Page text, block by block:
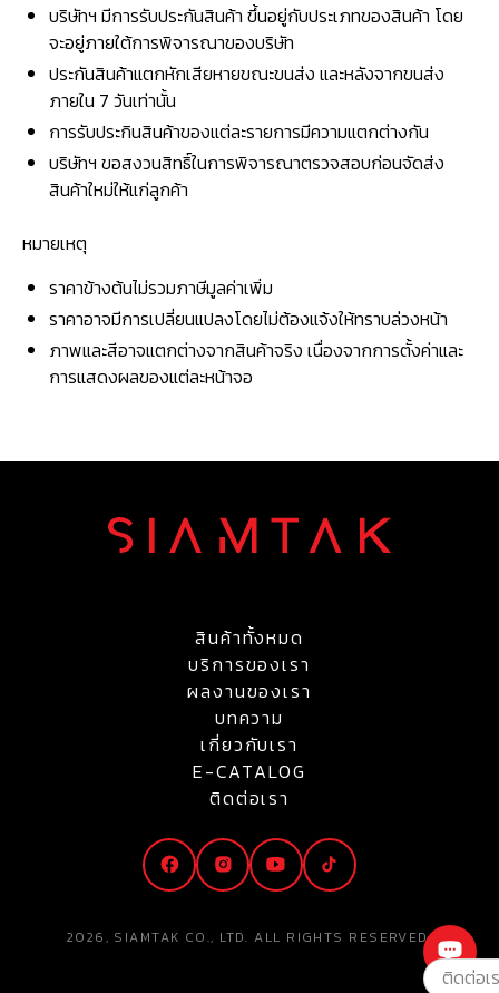
บริษัทฯ มีการรับประกันสินค้า ขึ้นอยู่กับประเภทของสินค้า โดย
จะอยู่ภายใต้การพิจารณาของบริษัท
ประกันสินค้าแตกหักเสียหายขณะขนส่ง และหลังจากขนส่ง
ภายใน 7 วันเท่านั้น
การรับประกินสินค้าของแต่ละรายการมีความแตกต่างกัน
บริษัทฯ ขอสงวนสิทธิ์ในการพิจารณาตรวจสอบก่อนจัดส่ง
สินค้าใหม่ให้แก่ลูกค้า
หมายเหตุ
ราคาข้างต้นไม่รวมภาษีมูลค่าเพิ่ม
ราคาอาจมีการเปลี่ยนแปลงโดยไม่ต้องแจ้งให้ทราบล่วงหน้า
ภาพและสีอาจแตกต่างจากสินค้าจริง เนื่องจากการตั้งค่าและ
การแสดงผลของแต่ละหน้าจอ
สินค้าทั้งหมด
บริการของเรา
ผลงานของเรา
บทความ
เกี่ยวกับเรา
E-CATALOG
ติดต่อเรา
2026, SIAMTAK CO., LTD. ALL RIGHTS RESERVED.
ติดต่อเ